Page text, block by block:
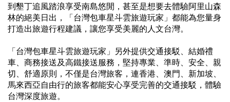
到墾丁追風踏浪享受南島悠閒，甚至是想要去體驗阿里山森
林的絕美日出，「台灣包車星斗雲旅遊玩家」都能為您量身
打造出旅遊行程建議，讓您享受美麗的人文台灣。
「台灣包車星斗雲旅遊玩家」另外提供交通接駁、結婚禮
車、商務接送及高鐵接送服務，堅持專業、準時、安全、親
切、舒適原則，不僅是台灣旅客，連香港、澳門、新加坡、
馬來西亞自由行的旅客都能安心享受完善的交通接駁，體驗
台灣深度旅遊。